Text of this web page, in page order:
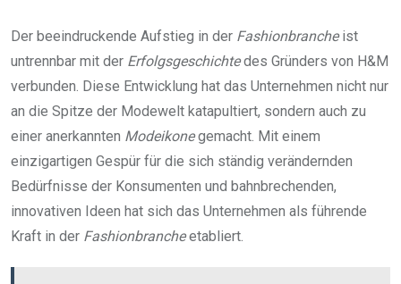
Der beeindruckende Aufstieg in der Fashionbrancheist
untrennbar mit der Erfolgsgeschichtedes Gründers von H&M
verbunden. Diese Entwicklung hat das Unternehmen nicht nur
an die Spitze der Modewelt katapultiert, sondern auch zu
einer anerkannten Modeikonegemacht. Mit einem
einzigartigen Gespür für die sich ständig verändernden
Bedürfnisse der Konsumenten und bahnbrechenden,
innovativen Ideen hat sich das Unternehmen als führende
Kraft in der Fashionbrancheetabliert.